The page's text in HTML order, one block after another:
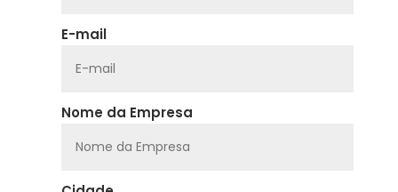
E-mail
Nome da Empresa